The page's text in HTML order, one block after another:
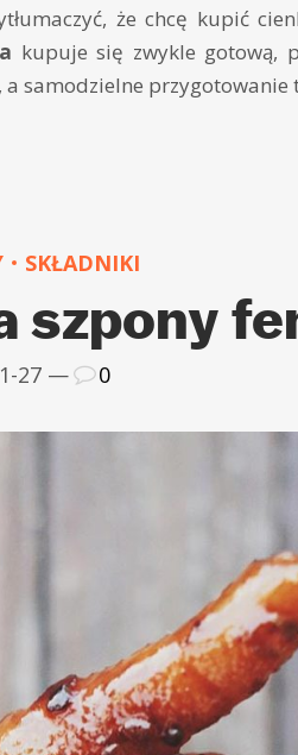
że chcę kupić
kupuje się zwykle gotową,
a samodzielne przygotowanie
SKŁADNIKI
szpony
27 — 0